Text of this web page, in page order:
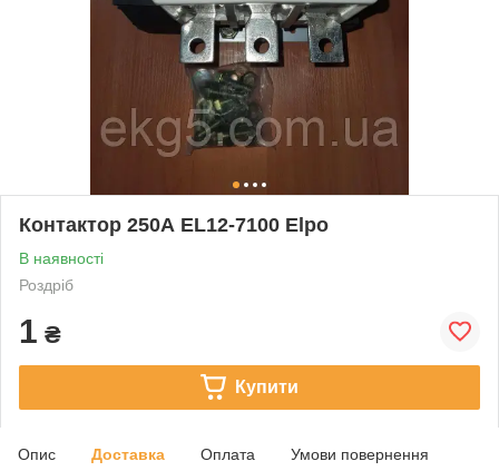
Контактор 250А EL12-7100 Elpo
В наявності
Роздріб
1 ₴
Купити
Опис Доставка Оплата Умови повернення